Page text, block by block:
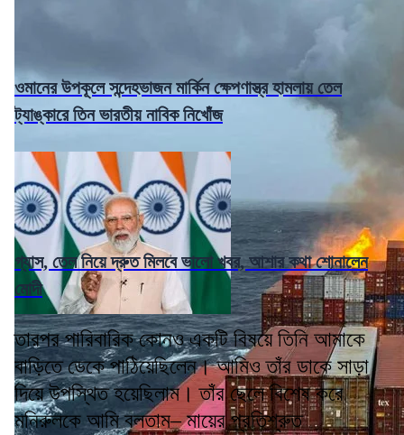
ওমানের উপকূলে সন্দেহভাজন মার্কিন ক্ষেপণাস্ত্র হামলায় তেল
ট্যাঙ্কারে তিন ভারতীয় নাবিক নিখোঁজ
গ্যাস, তেল নিয়ে দ্রুত মিলবে ভালো খবর, আশার কথা শোনালেন
মোদী
তারপর পারিবারিক কোনও একটি বিষয়ে তিনি আমাকে
বাড়িতে ডেকে পাঠিয়েছিলেন। আমিও তাঁর ডাকে সাড়া
দিয়ে উপস্থিত হয়েছিলাম। তাঁর ছেলে বিশেষ করে
মনিরুলকে আমি বলতাম– মায়ের প্রতিশ্রুত